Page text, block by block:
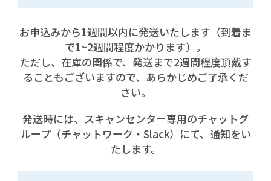
お申込みから1週間以内に発送いたします（到着ま
で1~2週間程度かかります）。
ただし、在庫の関係で、発送まで2週間程度頂戴す
ることもございますので、あらかじめご了承くだ
さい。
発送時には、スキャンセンター専用のチャットグ
ループ（チャットワーク・Slack）にて、通知をい
たします。